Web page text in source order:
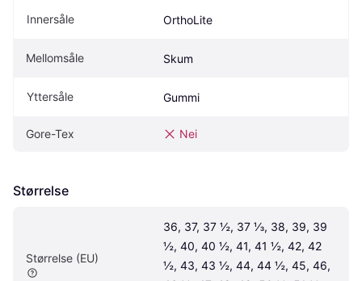
Innersåle OrthoLite
Mellomsåle Skum
Yttersåle Gummi
Gore-Tex Nei
Størrelse
Størrelse (EU)
36, 37, 37 ½, 37 ⅓, 38, 39, 39
½, 40, 40 ½, 41, 41 ½, 42, 42
½, 43, 43 ½, 44, 44 ½, 45, 46,